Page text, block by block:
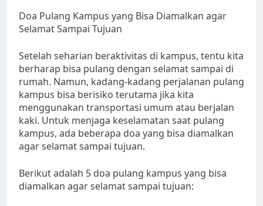
Doa Pulang Kampus yang Bisa Diamalkan agar
Selamat Sampai Tujuan
Setelah seharian beraktivitas di kampus, tentu kita
berharap bisa pulang dengan selamat sampai di
rumah. Namun, kadang-kadang perjalanan pulang
kampus bisa berisiko terutama jika kita
menggunakan transportasi umum atau berjalan
kaki. Untuk menjaga keselamatan saat pulang
kampus, ada beberapa doa yang bisa diamalkan
agar selamat sampai tujuan.
Berikut adalah 5 doa pulang kampus yang bisa
diamalkan agar selamat sampai tujuan: